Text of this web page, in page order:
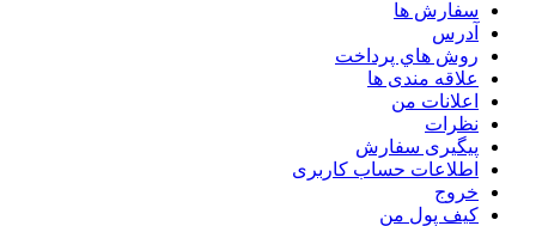
سفارش ها
آدرس
روش هاي پرداخت
علاقه مندی ها
اعلانات من
نظرات
پیگیری سفارش
اطلاعات حساب كاربری
خروج
کیف پول من